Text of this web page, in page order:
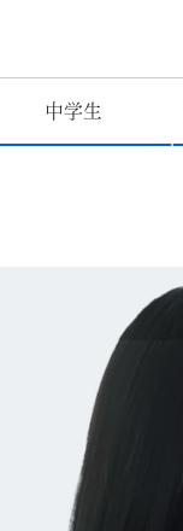
中学生